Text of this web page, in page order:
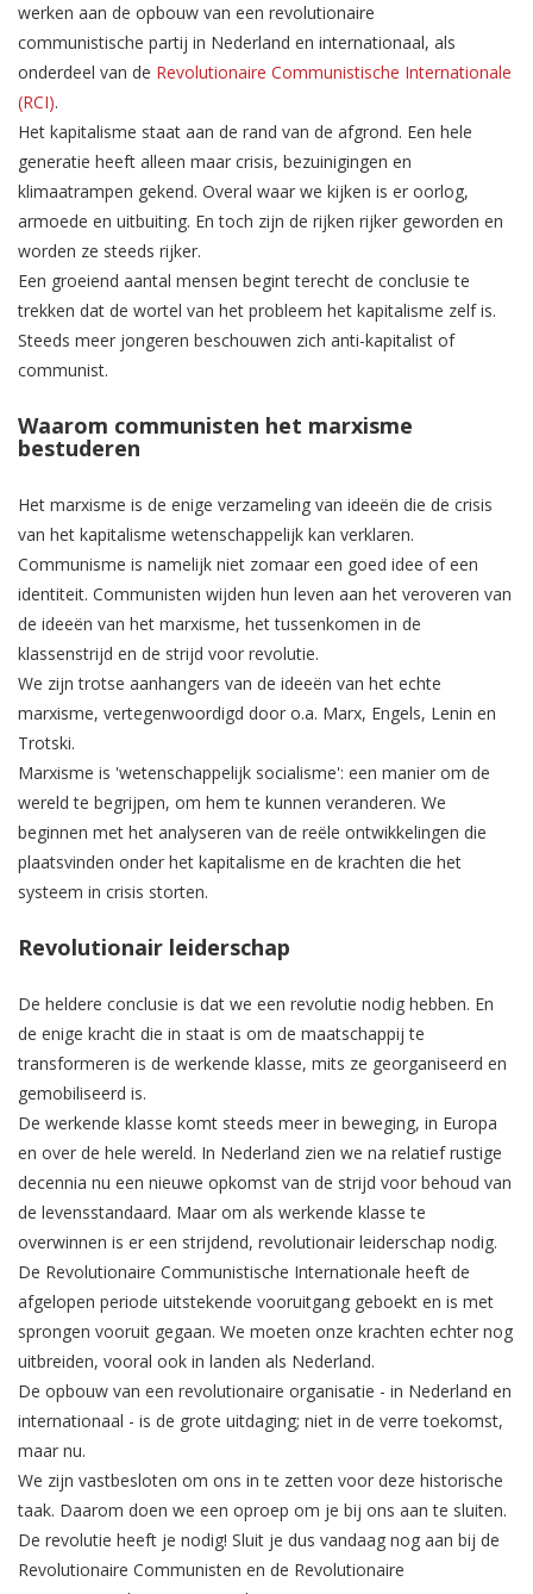
werken aan de opbouw van een revolutionaire
communistische partij in Nederland en internationaal, als
onderdeel van de Revolutionaire Communistische Internationale
(RCI).
Het kapitalisme staat aan de rand van de afgrond. Een hele
generatie heeft alleen maar crisis, bezuinigingen en
klimaatrampen gekend. Overal waar we kijken is er oorlog,
armoede en uitbuiting. En toch zijn de rijken rijker geworden en
worden ze steeds rijker.
Een groeiend aantal mensen begint terecht de conclusie te
trekken dat de wortel van het probleem het kapitalisme zelf is.
Steeds meer jongeren beschouwen zich anti-kapitalist of
communist.
Waarom communisten het marxisme
bestuderen
Het marxisme is de enige verzameling van ideeën die de crisis
van het kapitalisme wetenschappelijk kan verklaren.
Communisme is namelijk niet zomaar een goed idee of een
identiteit. Communisten wijden hun leven aan het veroveren van
de ideeën van het marxisme, het tussenkomen in de
klassenstrijd en de strijd voor revolutie.
We zijn trotse aanhangers van de ideeën van het echte
marxisme, vertegenwoordigd door o.a. Marx, Engels, Lenin en
Trotski.
Marxisme is 'wetenschappelijk socialisme': een manier om de
wereld te begrijpen, om hem te kunnen veranderen. We
beginnen met het analyseren van de reële ontwikkelingen die
plaatsvinden onder het kapitalisme en de krachten die het
systeem in crisis storten.
Revolutionair leiderschap
De heldere conclusie is dat we een revolutie nodig hebben. En
de enige kracht die in staat is om de maatschappij te
transformeren is de werkende klasse, mits ze georganiseerd en
gemobiliseerd is.
De werkende klasse komt steeds meer in beweging, in Europa
en over de hele wereld. In Nederland zien we na relatief rustige
decennia nu een nieuwe opkomst van de strijd voor behoud van
de levensstandaard. Maar om als werkende klasse te
overwinnen is er een strijdend, revolutionair leiderschap nodig.
De Revolutionaire Communistische Internationale heeft de
afgelopen periode uitstekende vooruitgang geboekt en is met
sprongen vooruit gegaan. We moeten onze krachten echter nog
uitbreiden, vooral ook in landen als Nederland.
De opbouw van een revolutionaire organisatie - in Nederland en
internationaal - is de grote uitdaging; niet in de verre toekomst,
maar nu.
We zijn vastbesloten om ons in te zetten voor deze historische
taak. Daarom doen we een oproep om je bij ons aan te sluiten.
De revolutie heeft je nodig! Sluit je dus vandaag nog aan bij de
Revolutionaire Communisten en de Revolutionaire